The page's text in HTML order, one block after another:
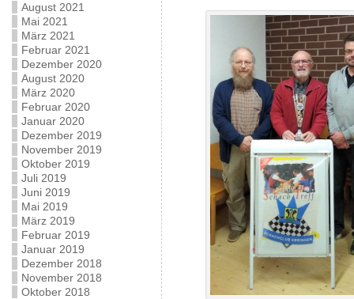
August 2021
Mai 2021
März 2021
Februar 2021
Dezember 2020
August 2020
März 2020
Februar 2020
Januar 2020
Dezember 2019
November 2019
Oktober 2019
Juli 2019
Juni 2019
Mai 2019
März 2019
Februar 2019
Januar 2019
Dezember 2018
November 2018
Oktober 2018